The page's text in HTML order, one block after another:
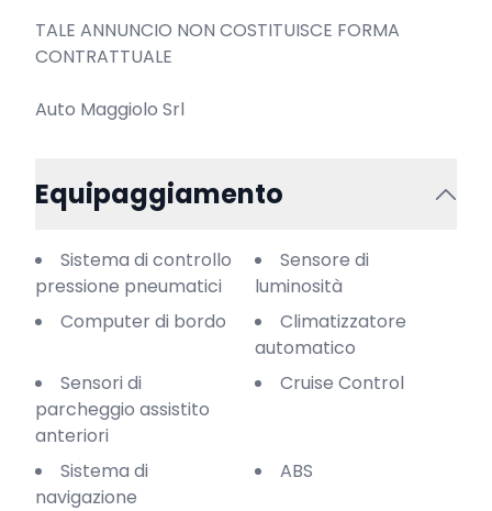
TALE ANNUNCIO NON COSTITUISCE FORMA
CONTRATTUALE
Auto Maggiolo Srl
Equipaggiamento
Sistema di controllo
pressione pneumatici
Sensore di
luminosità
Computer di bordo
Climatizzatore
automatico
Sensori di
parcheggio assistito
anteriori
Cruise Control
Sistema di
navigazione
ABS